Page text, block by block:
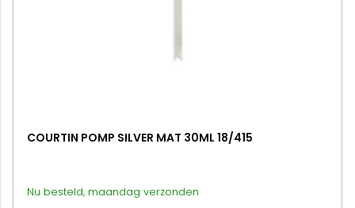
COURTIN POMP SILVER MAT 30ML 18/415
Nu besteld, maandag verzonden